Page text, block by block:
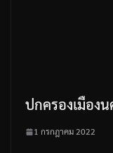
ปกครองเมือง
1 กรกฎาคม 2022